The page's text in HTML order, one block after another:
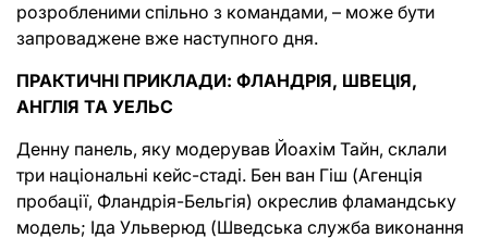
розробленими спільно з командами, – може бути
запроваджене вже наступного дня.
ПРАКТИЧНІ ПРИКЛАДИ: ФЛАНДРІЯ, ШВЕЦІЯ,
АНГЛІЯ ТА УЕЛЬС
Денну панель, яку модерував Йоахім Тайн, склали
три національні кейс-стаді. Бен ван Гіш (Агенція
пробації, Фландрія-Бельгія) окреслив фламандську
модель; Іда Ульверюд (Шведська служба виконання